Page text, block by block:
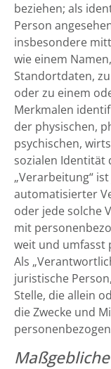
beziehen; als
Person
insbesondere
wie einem
Standortdaten,
oder zu einem
Merkmalen
der physischen,
psychischen,
sozialen Identität
„Verarbeitung“
automatisierter
oder jede solche
mit
weit und umfasst
Als
juristische
Stelle, die allein
die Zwecke und